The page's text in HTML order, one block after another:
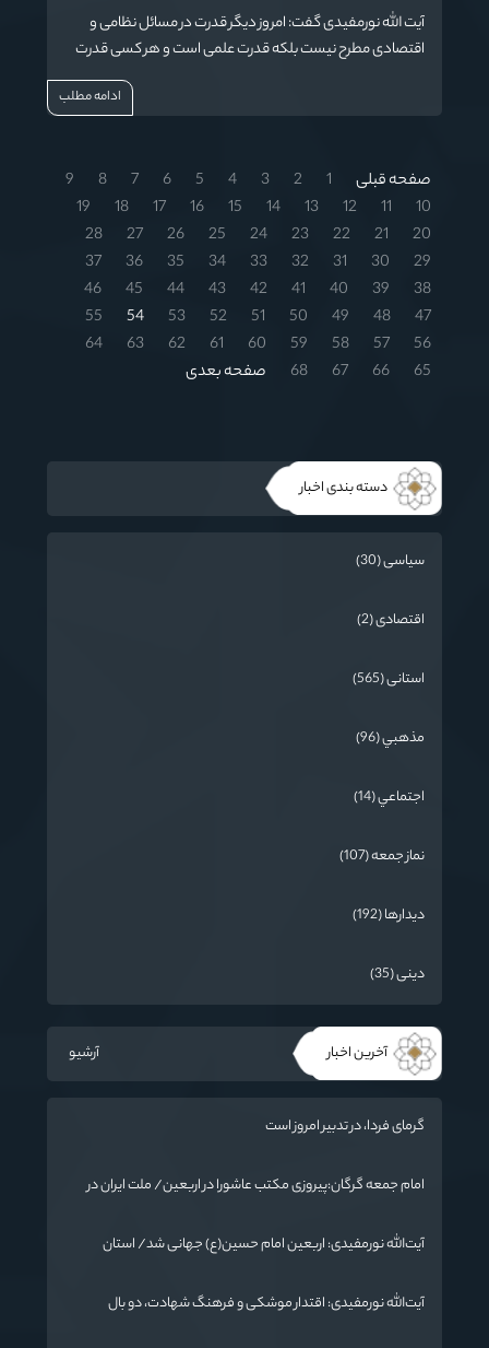
آیت الله نورمفیدی گفت: امروز دیگر قدرت در مسائل نظامی و
اقتصادی مطرح نیست بلکه قدرت علمی است و هر کسی قدرت
فناوری و علمی آن جلوتر باشد، از قدرت بالایی برخوردار است.
ادامه مطلب
صفحه قبلی 1
2
3
4
5
6
7
8
9
10
11
12
13
14
15
16
17
18
19
20
21
22
23
24
25
26
27
28
29
30
31
32
33
34
35
36
37
38
39
40
41
42
43
44
45
46
47
48
49
50
51
52
53
54
55
56
57
58
59
60
61
62
63
64
65
66
67
68 صفحه بعدی
دسته بندی اخبار
سیاسی (30)
اقتصادی (2)
استانی (565)
مذهبي (96)
اجتماعي (14)
نماز جمعه (107)
دیدارها (192)
دینی (35)
آخرین اخبار آرشیو
گرمای فردا، در تدبیر امروز است
امام جمعه گرگان:پیروزی مکتب عاشورا در اربعین/ ملت ایران در
آیت‌الله نورمفیدی: اربعین امام حسین(ع) جهانی شد/ استان
دارد
آیت‌الله نورمفیدی: اقتدار موشکی و فرهنگ شهادت، دو بال